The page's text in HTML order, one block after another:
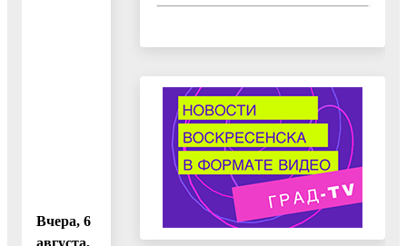
Вчера, 6
августа,